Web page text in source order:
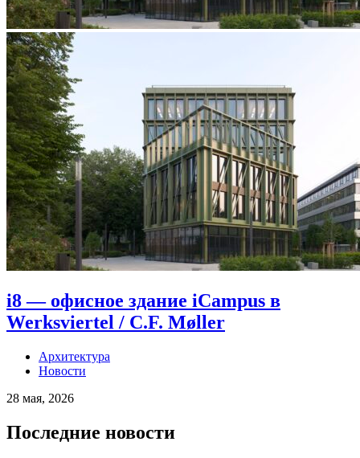
i8 — офисное здание iCampus в
Werksviertel / C.F. Møller
Архитектура
Новости
28 мая, 2026
Последние новости